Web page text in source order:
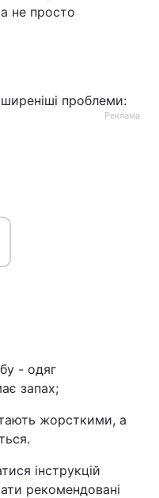
не просто
проблеми:
Реклама
- одяг
запах;
жорсткими, а
інструкцій
рекомендовані